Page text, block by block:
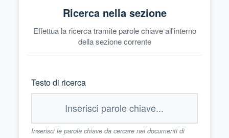
Ricerca nella sezione
Effettua la ricerca tramite parole chiave all'interno
della sezione corrente
Testo di ricerca
Inserisci le parole chiave da cercare nei documenti di